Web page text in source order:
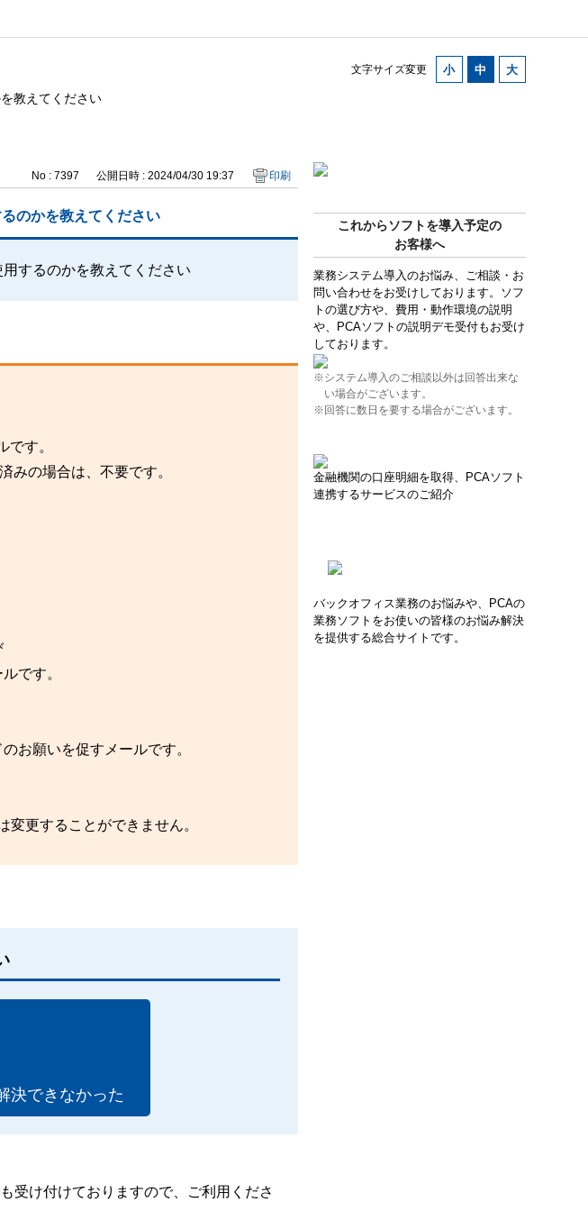
文字サイズ変更
教えてください
これからソフトを導入予定の
お客様へ
業務システム導入のお悩み、ご相談・お
問い合わせをお受けしております。ソフ
トの選び方や、費用・動作環境の説明
や、PCAソフトの説明デモ受付もお受け
しております。
※システム導入のご相談以外は回答出来な
い場合がございます。
※回答に数日を要する場合がございます。
金融機関の口座明細を取得、PCAソフト
連携するサービスのご紹介
バックオフィス業務のお悩みや、PCAの
業務ソフトをお使いの皆様のお悩み解決
を提供する総合サイトです。
No : 7397 公開日時 : 2024/04/30 19:37 印刷
のかを教えてください
するのかを教えてください
す。
の場合は、不要です。
です。
願いを促すメールです。
更することができません。
決できなかった
受け付けておりますので、ご利用くださ